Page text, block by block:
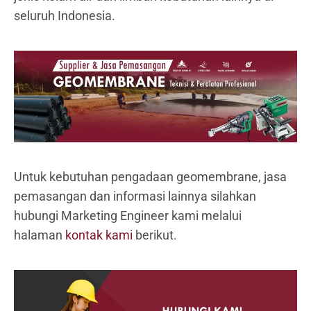
seluruh Indonesia.
Untuk kebutuhan pengadaan geomembrane, jasa
pemasangan dan informasi lainnya silahkan
hubungi Marketing Engineer kami melalui
halaman kontak kami berikut.